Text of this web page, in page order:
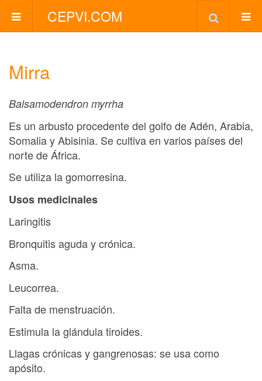
CEPVI.COM
Mirra
Balsamodendron myrrha
Es un arbusto procedente del golfo de Adén, Arabia,
Somalia y Abisinia. Se cultiva en varios países del
norte de África.
Se utiliza la gomorresina.
Usos medicinales
Laringitis
Bronquitis aguda y crónica.
Asma.
Leucorrea.
Falta de menstruación.
Estimula la glándula tiroides.
Llagas crónicas y gangrenosas: se usa como
apósito.